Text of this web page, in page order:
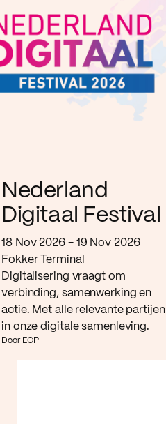
Nederland
Digitaal Festival
18 Nov 2026 - 19 Nov 2026
Fokker Terminal
Digitalisering vraagt om
verbinding, samenwerking en
actie. Met alle relevante partijen
in onze digitale samenleving.
Door ECP